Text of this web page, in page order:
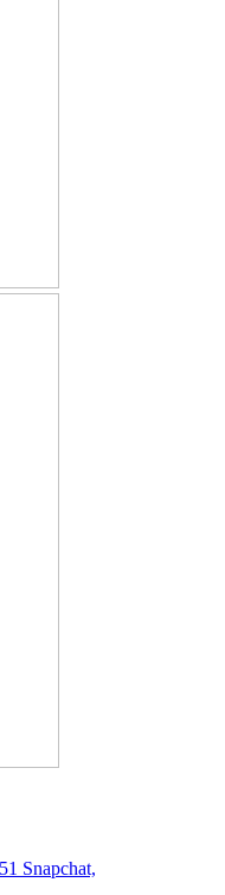
Snapchat,